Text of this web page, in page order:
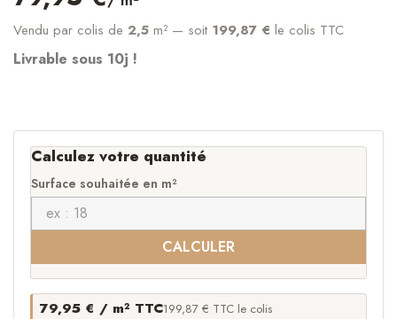
Vendu par colis de 2,5 m² — soit 199,87 € le colis TTC
Livrable sous 10j !
Calculez votre quantité
Surface souhaitée en m²
CALCULER
79,95 € / m² TTC199,87 € TTC le colis